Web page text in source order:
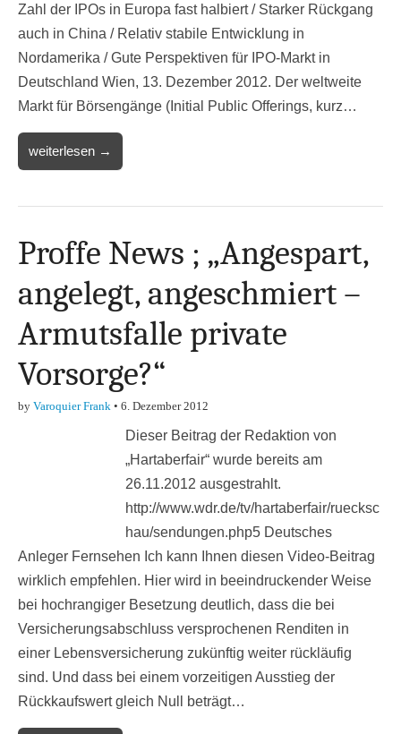
Zahl der IPOs in Europa fast halbiert / Starker Rückgang
auch in China / Relativ stabile Entwicklung in
Nordamerika / Gute Perspektiven für IPO-Markt in
Deutschland Wien, 13. Dezember 2012. Der weltweite
Markt für Börsengänge (Initial Public Offerings, kurz…
weiterlesen →
Proffe News ; „Angespart,
angelegt, angeschmiert –
Armutsfalle private
Vorsorge?“
by Varoquier Frank • 6. Dezember 2012
Dieser Beitrag der Redaktion von
„Hartaberfair“ wurde bereits am
26.11.2012 ausgestrahlt.
http://www.wdr.de/tv/hartaberfair/ruecksc
hau/sendungen.php5 Deutsches
Anleger Fernsehen Ich kann Ihnen diesen Video-Beitrag
wirklich empfehlen. Hier wird in beeindruckender Weise
bei hochrangiger Besetzung deutlich, dass die bei
Versicherungsabschluss versprochenen Renditen in
einer Lebensversicherung zukünftig weiter rückläufig
sind. Und dass bei einem vorzeitigen Ausstieg der
Rückkaufswert gleich Null beträgt…